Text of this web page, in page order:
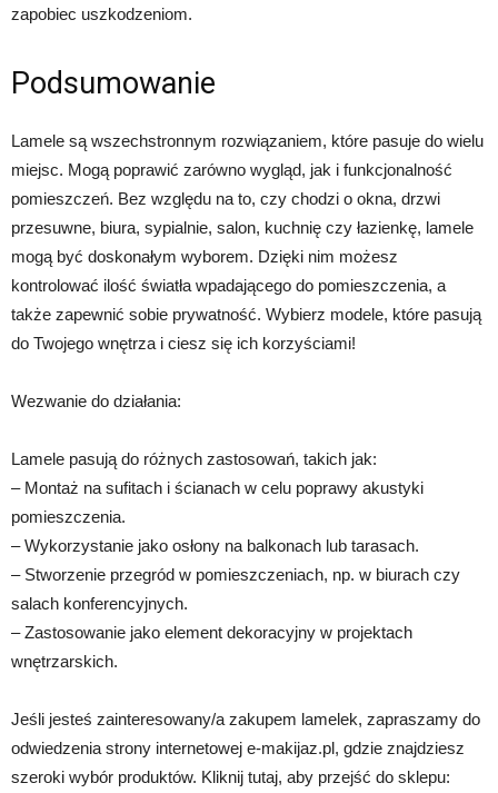
zapobiec uszkodzeniom.
Podsumowanie
Lamele są wszechstronnym rozwiązaniem, które pasuje do wielu
miejsc. Mogą poprawić zarówno wygląd, jak i funkcjonalność
pomieszczeń. Bez względu na to, czy chodzi o okna, drzwi
przesuwne, biura, sypialnie, salon, kuchnię czy łazienkę, lamele
mogą być doskonałym wyborem. Dzięki nim możesz
kontrolować ilość światła wpadającego do pomieszczenia, a
także zapewnić sobie prywatność. Wybierz modele, które pasują
do Twojego wnętrza i ciesz się ich korzyściami!
Wezwanie do działania:
Lamele pasują do różnych zastosowań, takich jak:
– Montaż na sufitach i ścianach w celu poprawy akustyki
pomieszczenia.
– Wykorzystanie jako osłony na balkonach lub tarasach.
– Stworzenie przegród w pomieszczeniach, np. w biurach czy
salach konferencyjnych.
– Zastosowanie jako element dekoracyjny w projektach
wnętrzarskich.
Jeśli jesteś zainteresowany/a zakupem lamelek, zapraszamy do
odwiedzenia strony internetowej e-makijaz.pl, gdzie znajdziesz
szeroki wybór produktów. Kliknij tutaj, aby przejść do sklepu: